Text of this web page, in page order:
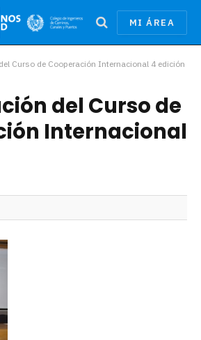
MI ÁREA
Curso de Cooperación Internacional 4 edición
del Curso de
Internacional